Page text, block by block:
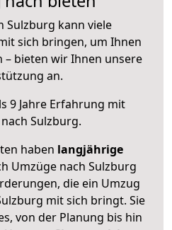
Sulzburg kann viele
sich bringen, um Ihnen
– bieten wir Ihnen unsere
an.
9 Jahre Erfahrung mit
Sulzburg.
haben langjährige
Umzüge nach Sulzburg
die ein Umzug
mit sich bringt. Sie
von der Planung bis hin